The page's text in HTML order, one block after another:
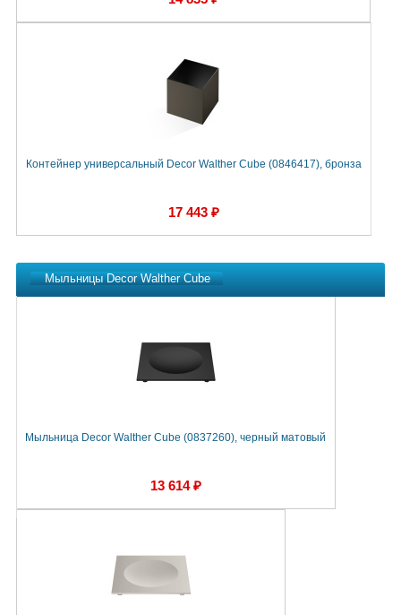
Контейнер универсальный Decor Walther Cube (0846417), бронза
17 443 ₽
Мыльницы Decor Walther Cube
Мыльница Decor Walther Cube (0837260), черный матовый
13 614 ₽